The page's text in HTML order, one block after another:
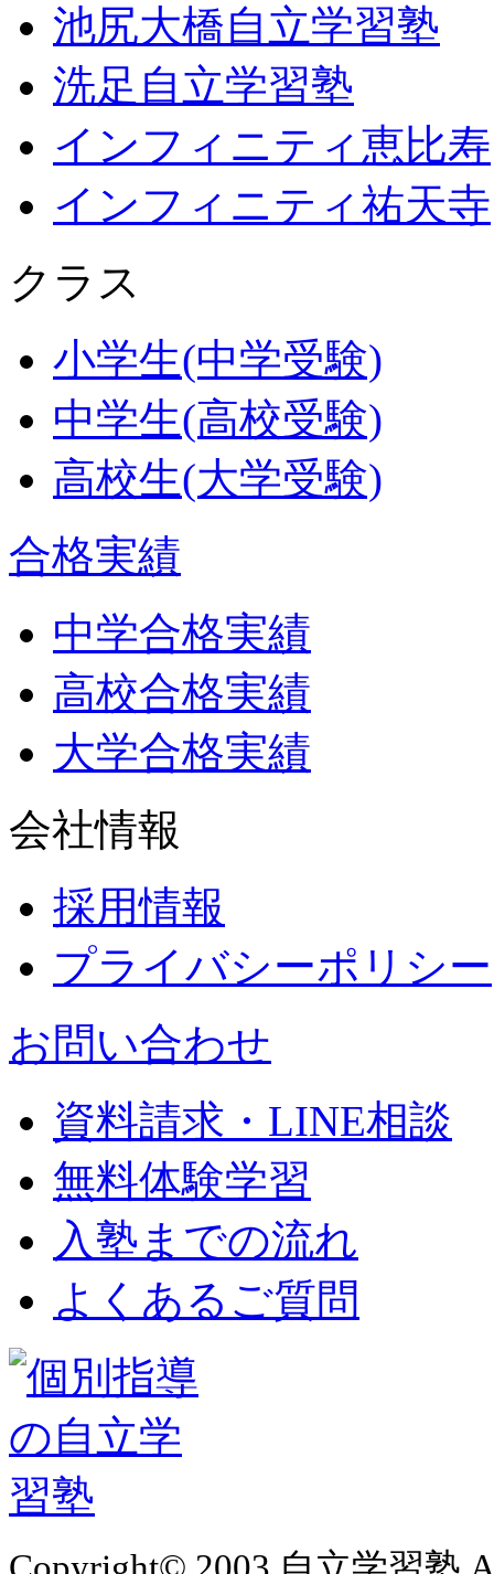
池尻大橋自立学習塾
洗足自立学習塾
インフィニティ恵比寿
インフィニティ祐天寺
クラス
小学生(中学受験)
中学生(高校受験)
高校生(大学受験)
合格実績
中学合格実績
高校合格実績
大学合格実績
会社情報
採用情報
プライバシーポリシー
お問い合わせ
資料請求・LINE相談
無料体験学習
入塾までの流れ
よくあるご質問